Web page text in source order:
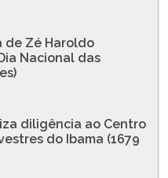
de Zé Haroldo
Nacional das
diligência ao Centro
do Ibama (1679